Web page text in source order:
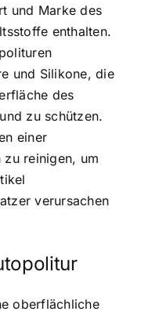
und Marke des
enthalten.
und Silikone, die
des
zu schützen.
einer
reinigen, um
verursachen
oberflächliche